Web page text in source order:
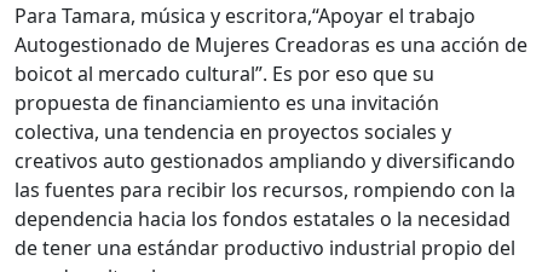
Para Tamara, música y escritora,“Apoyar el trabajo
Autogestionado de Mujeres Creadoras es una acción de
boicot al mercado cultural”. Es por eso que su
propuesta de financiamiento es una invitación
colectiva, una tendencia en proyectos sociales y
creativos auto gestionados ampliando y diversificando
las fuentes para recibir los recursos, rompiendo con la
dependencia hacia los fondos estatales o la necesidad
de tener una estándar productivo industrial propio del